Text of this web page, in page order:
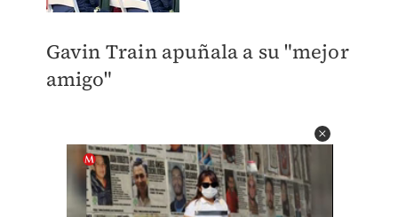
Gavin Train apuñala a su "mejor
amigo"